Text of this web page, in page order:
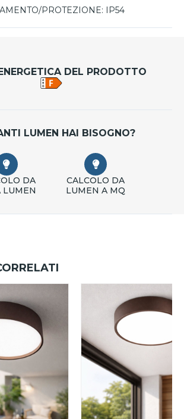
PROTEZIONE: IP54
DEL PRODOTTO
LUMEN HAI BISOGNO?
DA
LUMEN
CALCOLO DA
LUMEN A MQ